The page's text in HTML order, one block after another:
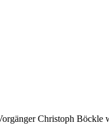
Christoph